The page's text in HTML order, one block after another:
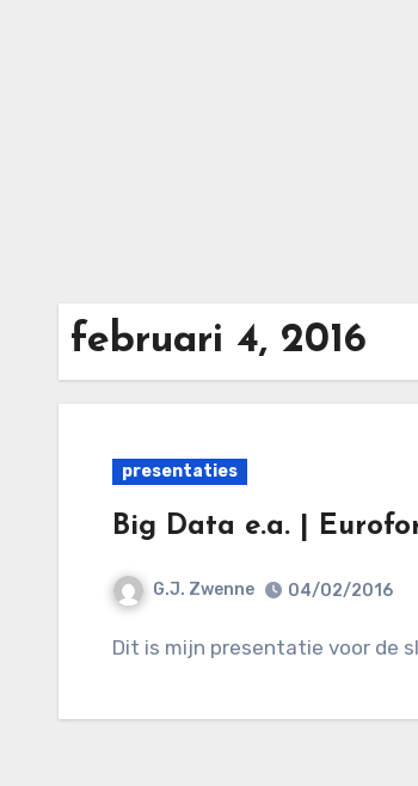
februari 4, 2016
presentaties
Big Data e.a. |
G.J. Zwenne 04/02/2016
Dit is mijn presentatie voor de